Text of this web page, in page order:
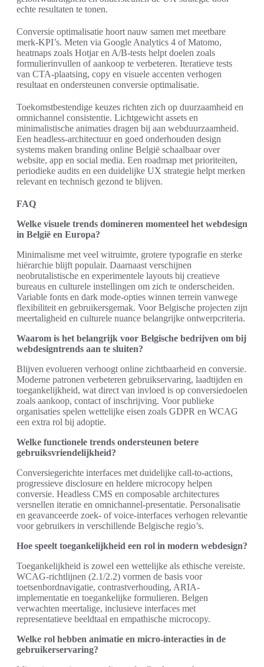
echte resultaten te tonen.
Conversie optimalisatie hoort nauw samen met meetbare
merk-KPI’s. Meten via Google Analytics 4 of Matomo,
heatmaps zoals Hotjar en A/B-tests helpt doelen zoals
formulierinvullen of aankoop te verbeteren. Iteratieve tests
van CTA-plaatsing, copy en visuele accenten verhogen
resultaat en ondersteunen conversie optimalisatie.
Toekomstbestendige keuzes richten zich op duurzaamheid en
omnichannel consistentie. Lichtgewicht assets en
minimalistische animaties dragen bij aan webduurzaamheid.
Een headless-architectuur en goed onderhouden design
systems maken branding online België schaalbaar over
website, app en social media. Een roadmap met prioriteiten,
periodieke audits en een duidelijke UX strategie helpt merken
relevant en technisch gezond te blijven.
FAQ
Welke visuele trends domineren momenteel het webdesign
in België en Europa?
Minimalisme met veel witruimte, grotere typografie en sterke
hiërarchie blijft populair. Daarnaast verschijnen
neobrutalistische en experimentele layouts bij creatieve
bureaus en culturele instellingen om zich te onderscheiden.
Variable fonts en dark mode-opties winnen terrein vanwege
flexibiliteit en gebruikersgemak. Voor Belgische projecten zijn
meertaligheid en culturele nuance belangrijke ontwerpcriteria.
Waarom is het belangrijk voor Belgische bedrijven om bij
webdesigntrends aan te sluiten?
Blijven evolueren verhoogt online zichtbaarheid en conversie.
Moderne patronen verbeteren gebruikservaring, laadtijden en
toegankelijkheid, wat direct van invloed is op conversiedoelen
zoals aankoop, contact of inschrijving. Voor publieke
organisaties spelen wettelijke eisen zoals GDPR en WCAG
een extra rol bij adoptie.
Welke functionele trends ondersteunen betere
gebruiksvriendelijkheid?
Conversiegerichte interfaces met duidelijke call-to-actions,
progressieve disclosure en heldere microcopy helpen
conversie. Headless CMS en composable architectures
versnellen iteratie en omnichannel-presentatie. Personalisatie
en geavanceerde zoek- of voice-interfaces verhogen relevantie
voor gebruikers in verschillende Belgische regio’s.
Hoe speelt toegankelijkheid een rol in modern webdesign?
Toegankelijkheid is zowel een wettelijke als ethische vereiste.
WCAG-richtlijnen (2.1/2.2) vormen de basis voor
toetsenbordnavigatie, contrastverhouding, ARIA-
implementatie en toegankelijke formulieren. Belgen
verwachten meertalige, inclusieve interfaces met
representatieve beeldtaal en empathische microcopy.
Welke rol hebben animatie en micro-interacties in de
gebruikerservaring?